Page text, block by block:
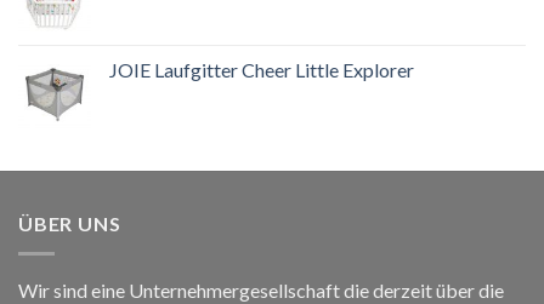
JOIE Laufgitter Cheer Little Explorer
ÜBER UNS
Wir sind eine Unternehmergesellschaft die derzeit über die